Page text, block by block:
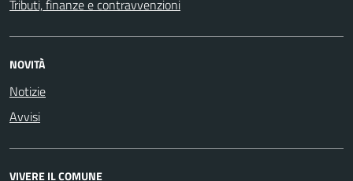
Tributi, finanze e contravvenzioni
NOVITÀ
Notizie
Avvisi
VIVERE IL COMUNE